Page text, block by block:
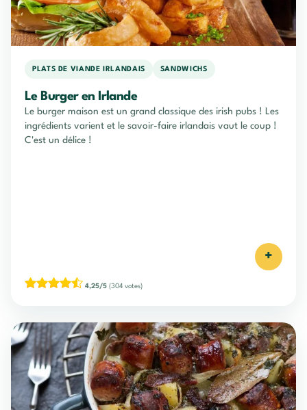
PLATS DE VIANDE IRLANDAIS SANDWICHS
Le Burger en Irlande
Le burger maison est un grand classique des irish pubs ! Les
ingrédients varient et le savoir-faire irlandais vaut le coup !
C'est un délice !
+
4,25/5 (304 votes)